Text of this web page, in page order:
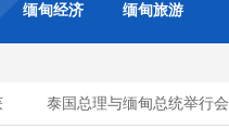
缅甸经济 缅甸旅游
泰国总理与缅甸总统举行会